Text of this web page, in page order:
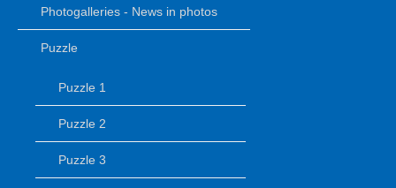
Photogalleries - News in photos
Puzzle
Puzzle 1
Puzzle 2
Puzzle 3